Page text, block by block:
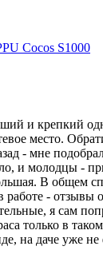
Cocos S1000
и крепкий
место.
- мне
и молодцы -
В общем
работе - отзывы
я сам
только в таком
на даче уже